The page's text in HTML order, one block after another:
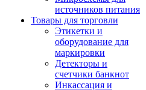
источников питания
Товары для торговли
Этикетки и
оборудование для
маркировки
Детекторы и
счетчики банкнот
Инкассация и